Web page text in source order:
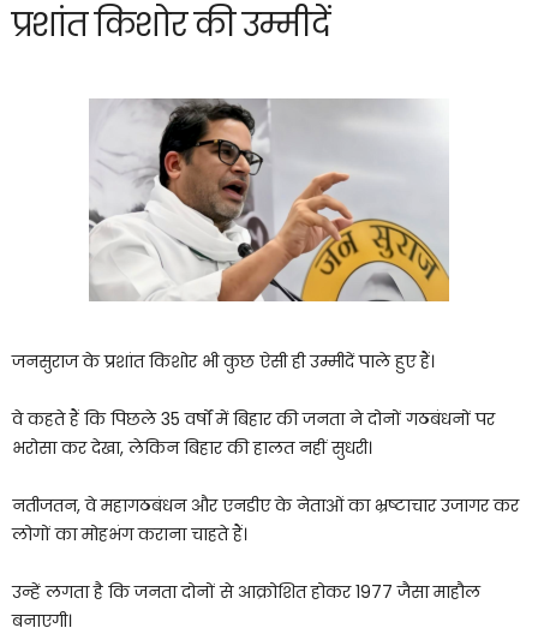
प्रशांत किशोर की उम्मीदें
जनसुराज के प्रशांत किशोर भी कुछ ऐसी ही उम्मीदें पाले हुए हैं।
वे कहते हैं कि पिछले 35 वर्षों में बिहार की जनता ने दोनों गठबंधनों पर
भरोसा कर देखा, लेकिन बिहार की हालत नहीं सुधरी।
नतीजतन, वे महागठबंधन और एनडीए के नेताओं का भ्रष्टाचार उजागर कर
लोगों का मोहभंग कराना चाहते हैं।
उन्हें लगता है कि जनता दोनों से आक्रोशित होकर 1977 जैसा माहौल
बनाएगी।